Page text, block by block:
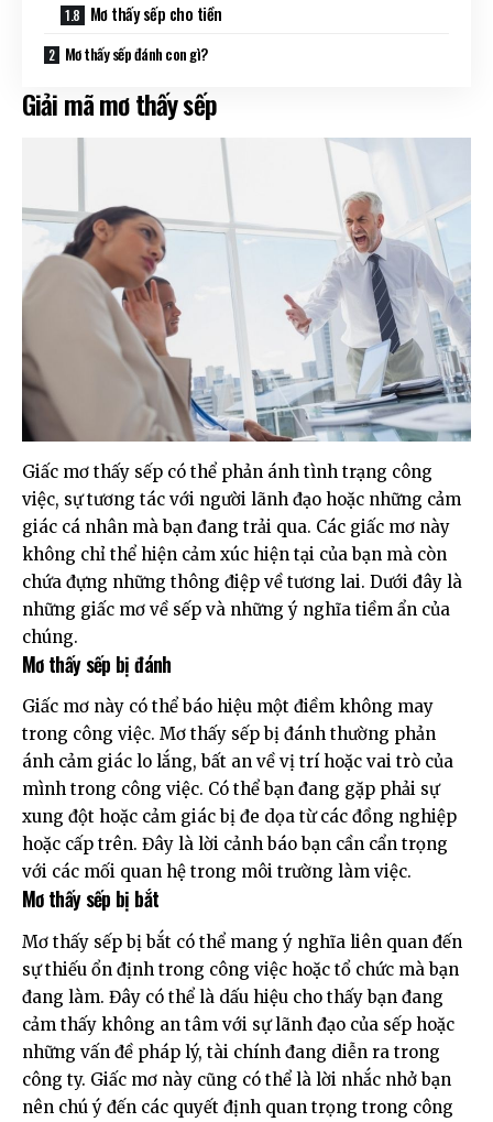
Mơ thấy sếp cho tiền
Mơ thấy sếp đánh con gì?
Giải mã mơ thấy sếp
Giấc mơ thấy sếp có thể phản ánh tình trạng công
việc, sự tương tác với người lãnh đạo hoặc những cảm
giác cá nhân mà bạn đang trải qua. Các giấc mơ này
không chỉ thể hiện cảm xúc hiện tại của bạn mà còn
chứa đựng những thông điệp về tương lai. Dưới đây là
những giấc mơ về sếp và những ý nghĩa tiềm ẩn của
chúng.
Mơ thấy sếp bị đánh
Giấc mơ này có thể báo hiệu một điềm không may
trong công việc. Mơ thấy sếp bị đánh thường phản
ánh cảm giác lo lắng, bất an về vị trí hoặc vai trò của
mình trong công việc. Có thể bạn đang gặp phải sự
xung đột hoặc cảm giác bị đe dọa từ các đồng nghiệp
hoặc cấp trên. Đây là lời cảnh báo bạn cần cẩn trọng
với các mối quan hệ trong môi trường làm việc.
Mơ thấy sếp bị bắt
Mơ thấy sếp bị bắt có thể mang ý nghĩa liên quan đến
sự thiếu ổn định trong công việc hoặc tổ chức mà bạn
đang làm. Đây có thể là dấu hiệu cho thấy bạn đang
cảm thấy không an tâm với sự lãnh đạo của sếp hoặc
những vấn đề pháp lý, tài chính đang diễn ra trong
công ty. Giấc mơ này cũng có thể là lời nhắc nhở bạn
nên chú ý đến các quyết định quan trọng trong công